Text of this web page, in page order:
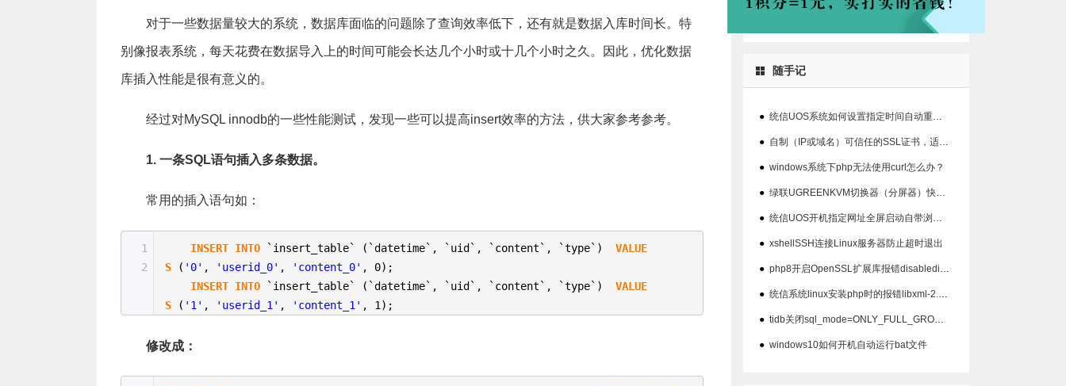
对于一些数据量较大的系统，数据库面临的问题除了查询效率低下，还有就是数据入库时间长。特
别像报表系统，每天花费在数据导入上的时间可能会长达几个小时或十几个小时之久。因此，优化数据
库插入性能是很有意义的。
经过对MySQL innodb的一些性能测试，发现一些可以提高insert效率的方法，供大家参考参考。
1. 一条SQL语句插入多条数据。
常用的插入语句如：
1
2
INSERT INTO `insert_table` (`datetime`, `uid`, `content`, `type`)VALUE
S
( '0' , 'userid_0' , 'content_0' , 0);
INSERT INTO `insert_table` (`datetime`, `uid`, `content`, `type`)VALUE
S
( '1' , 'userid_1' , 'content_1' , 1);
修改成：
随手记
● 统信UOS系统如何设置指定时间自动重启系统的方法
● 自制（IP或域名）可信任的SSL证书，适用360、chrome等浏览器
● windows系统下php无法使用curl怎么办？
● 绿联UGREENKVM切换器（分屏器）快捷键丢失解决办法
● 统信UOS开机指定网址全屏启动自带浏览器以及屏蔽ALT+F4关闭
● xshellSSH连接Linux服务器防止超时退出
● php8开启OpenSSL扩展库报错disabledinstallext
● 统信系统linux安装php时的报错libxml-2.0>=2.7.6
● tidb关闭sql_mode=ONLY_FULL_GROUP_BY模式
● windows10如何开机自动运行bat文件